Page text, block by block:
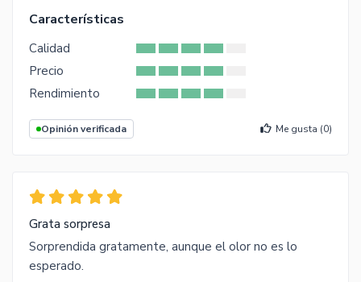
Características
Calidad
Precio
Rendimiento
Opinión verificada Me gusta (0)
Grata sorpresa
Sorprendida gratamente, aunque el olor no es lo
esperado.